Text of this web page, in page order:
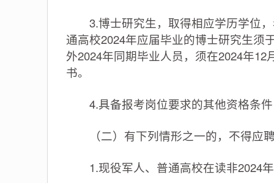
3.博士研究生，取得相应学历学位，
通高校2024年应届毕业的博士研究生须
外2024年同期毕业人员，须在2024年
书。
4.具备报考岗位要求的其他资格条件
（二）有下列情形之一的，不得应
1.现役军人、普通高校在读非2024